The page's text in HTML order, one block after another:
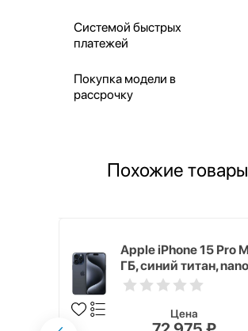
Системой быстрых
платежей
Покупка модели в
рассрочку
Похожие товары
Apple iPhone 15 Pro
ГБ, синий титан,
Цена